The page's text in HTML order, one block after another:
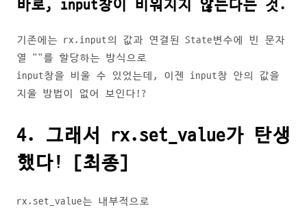
바로, input창이 비워지지 않는다는 것.
기존에는 rx.input의 값과 연결된 State변수에 빈 문자
열 ""를 할당하는 방식으로
input창을 비울 수 있었는데, 이젠 input창 안의 값을
지울 방법이 없어 보인다!?
4. 그래서 rx.set_value가 탄생
했다! [최종]
rx.set_value는 내부적으로